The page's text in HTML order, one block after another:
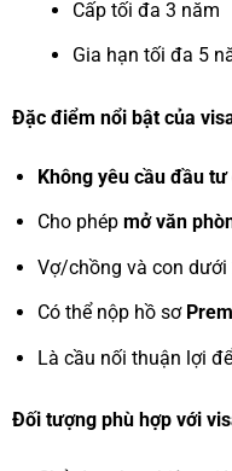
Cấp tối đa 3 năm
Gia hạn tối đa 5
Đặc điểm nổi bật của
Không yêu cầu đầu tư
Cho phép mở văn
Vợ/chồng và con
Có thể nộp hồ sơ
Là cầu nối thuận lợi
Đối tượng phù hợp với